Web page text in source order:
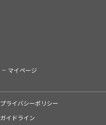
マイページ
プライバシーポリシー
ガイドライン